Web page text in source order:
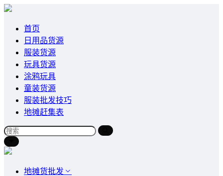
首页
日用品货源
服装货源
玩具货源
涂鸦玩具
童装货源
服装批发技巧
地摊赶集表
地摊货批发